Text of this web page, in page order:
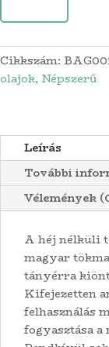
100
ml,
250
ml
ml
(PET)
mennyiség
Cikkszám:
olajok, Népszerű
Leírás
További
Vélemények
A héj nélküli
magyar
tányérra
Kifejezetten
felhasználás
fogyasztása